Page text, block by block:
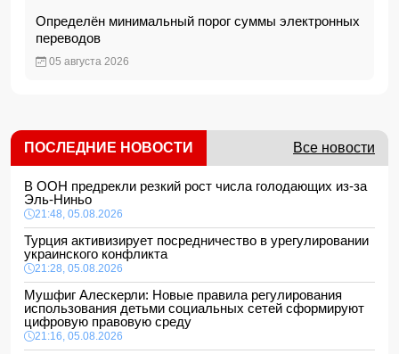
Определён минимальный порог суммы электронных
переводов
05 августа 2026
ПОСЛЕДНИЕ НОВОСТИ Все новости
В ООН предрекли резкий рост числа голодающих из-за
Эль-Ниньо
21:48, 05.08.2026
Турция активизирует посредничество в урегулировании
украинского конфликта
21:28, 05.08.2026
Мушфиг Алескерли: Новые правила регулирования
использования детьми социальных сетей сформируют
цифровую правовую среду
21:16, 05.08.2026